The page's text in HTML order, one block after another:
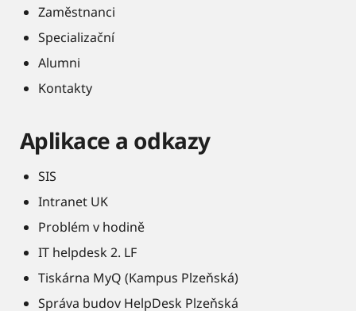
Zaměstnanci
Specializační
Alumni
Kontakty
Aplikace a odkazy
SIS
Intranet UK
Problém v hodině
IT helpdesk 2. LF
Tiskárna MyQ (Kampus Plzeňská)
Správa budov HelpDesk Plzeňská